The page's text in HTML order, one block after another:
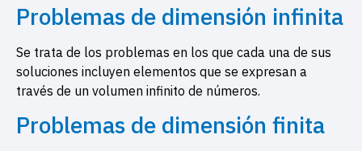
Problemas de dimensión infinita
Se trata de los problemas en los que cada una de sus
soluciones incluyen elementos que se expresan a
través de un volumen infinito de números.
Problemas de dimensión finita